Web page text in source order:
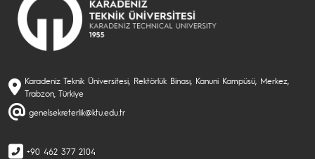
Karadeniz Teknik Üniversitesi, Rektörlük Binası, Kanuni Kampüsü, Merkez,
Trabzon, Türkiye
genelsekreterlik@ktu.edu.tr
+90 462 377 2104